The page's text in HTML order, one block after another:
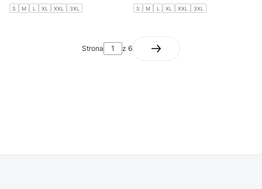
S M L XL XXL 3XL S M L XL XXL 3XL
Strona z 6